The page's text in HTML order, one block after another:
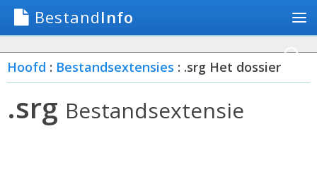
BestandInfo
Hoofd : Bestandsextensies : .srg Het dossier
.srg Bestandsextensie